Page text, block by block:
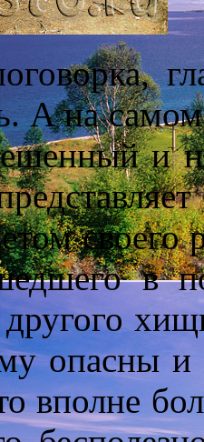
А на
и
своего
в
другого
опасны и
вполне